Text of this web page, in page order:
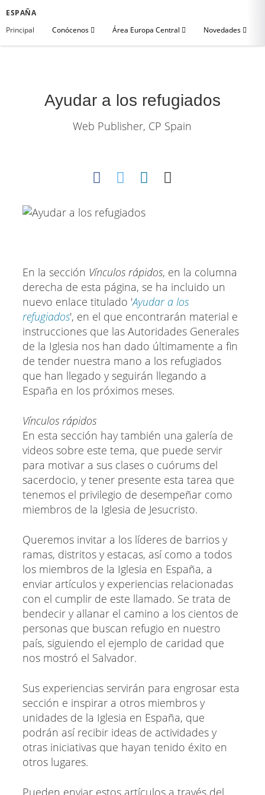
ESPAÑA
Principal
Conócenos Área Europa Central Novedades
Ayudar a los refugiados
Web Publisher, CP Spain
En la sección Vínculos rápidos, en la columna
derecha de esta página, se ha incluido un
nuevo enlace titulado 'Ayudar a los
refugiados', en el que encontrarán material e
instrucciones que las Autoridades Generales
de la Iglesia nos han dado últimamente a fin
de tender nuestra mano a los refugiados
que han llegado y seguirán llegando a
España en los próximos meses.
Vínculos rápidos
En esta sección hay también una galería de
videos sobre este tema, que puede servir
para motivar a sus clases o cuórums del
sacerdocio, y tener presente esta tarea que
tenemos el privilegio de desempeñar como
miembros de la Iglesia de Jesucristo.
Queremos invitar a los líderes de barrios y
ramas, distritos y estacas, así como a todos
los miembros de la Iglesia en España, a
enviar artículos y experiencias relacionadas
con el cumplir de este llamado. Se trata de
bendecir y allanar el camino a los cientos de
personas que buscan refugio en nuestro
país, siguiendo el ejemplo de caridad que
nos mostró el Salvador.
Sus experiencias servirán para engrosar esta
sección e inspirar a otros miembros y
unidades de la Iglesia en España, que
podrán así recibir ideas de actividades y
otras iniciativas que hayan tenido éxito en
otros lugares.
Pueden enviar estos artículos a través del